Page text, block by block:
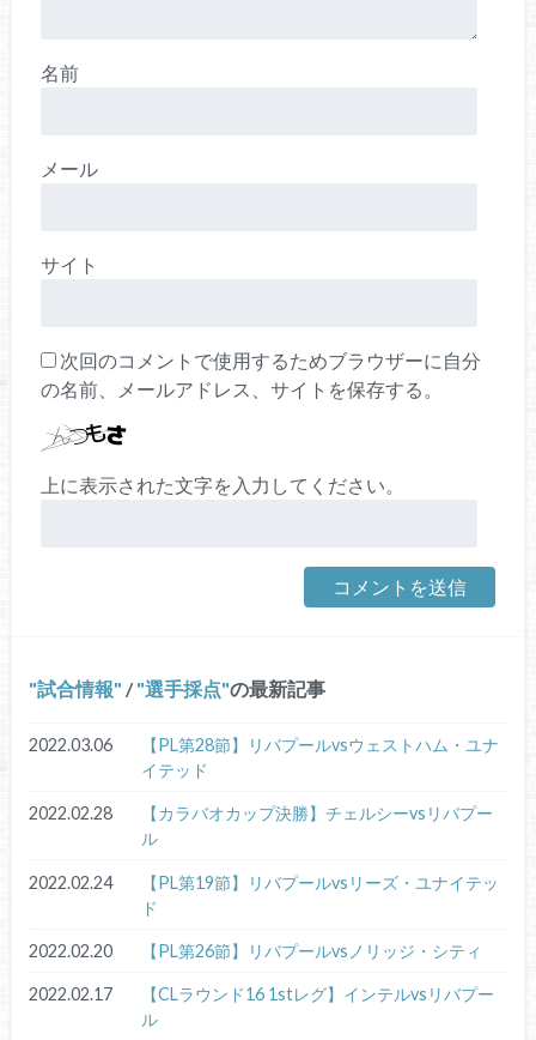
名前
メール
サイト
次回のコメントで使用するためブラウザーに自分
の名前、メールアドレス、サイトを保存する。
上に表示された文字を入力してください。
試合情報 / 選手採点 の最新記事
2022.03.06
【PL第28節】リバプールvsウェストハム・ユナ
イテッド
2022.02.28
【カラバオカップ決勝】チェルシーvsリバプー
ル
2022.02.24
【PL第19節】リバプールvsリーズ・ユナイテッ
ド
2022.02.20 【PL第26節】リバプールvsノリッジ・シティ
2022.02.17
【CLラウンド16 1stレグ】インテルvsリバプー
ル